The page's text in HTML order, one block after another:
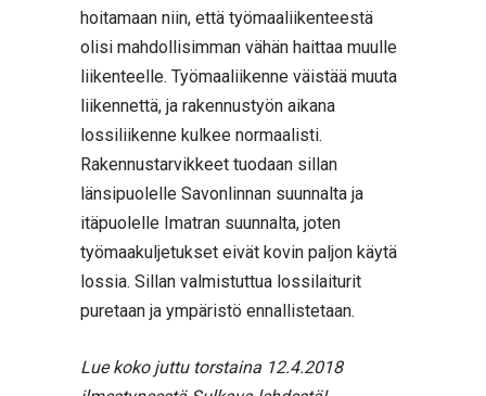
hoitamaan niin, että työmaaliikenteestä
olisi mahdollisimman vähän haittaa muulle
liikenteelle. Työmaaliikenne väistää muuta
liikennettä, ja rakennustyön aikana
lossiliikenne kulkee normaalisti.
Rakennustarvikkeet tuodaan sillan
länsipuolelle Savonlinnan suunnalta ja
itäpuolelle Imatran suunnalta, joten
työmaakuljetukset eivät kovin paljon käytä
lossia. Sillan valmistuttua lossilaiturit
puretaan ja ympäristö ennallistetaan.
Lue koko juttu torstaina 12.4.2018